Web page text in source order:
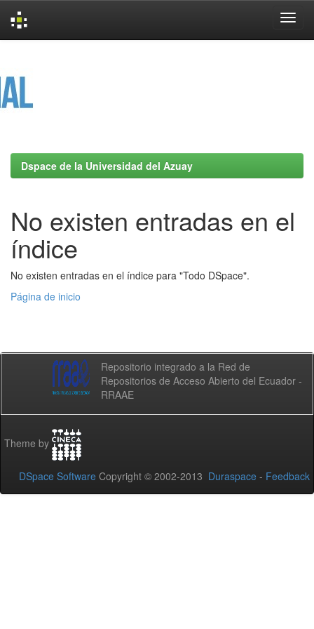
Dspace de la Universidad del Azuay
No existen entradas en el
índice
No existen entradas en el índice para "Todo DSpace".
Página de inicio
Repositorio integrado a la Red de
Repositorios de Acceso Abierto del Ecuador -
RRAAE
Theme by
DSpace Software Copyright © 2002-2013 Duraspace - Feedback